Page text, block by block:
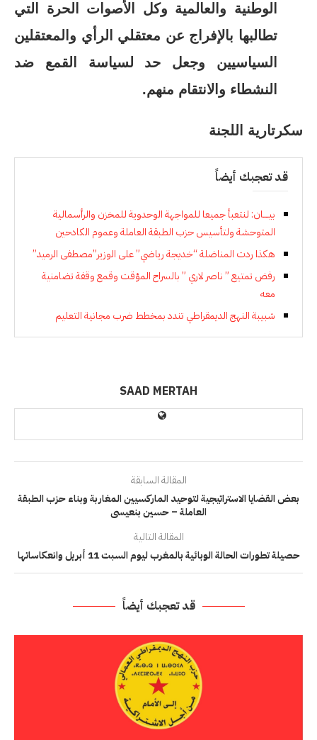
الوطنية والعالمية وكل الأصوات الحرة التي
تطالبها بالإفراج عن معتقلي الرأي والمعتقلين
السياسيين وجعل حد لسياسة القمع ضد
النشطاء والانتقام منهم.
سكرتارية اللجنة
قد تعجبك أيضاً
بيــــان: لنتعبأ جميعا للمواجهة الوحدوية للمخزن والرأسمالية
المتوحشة ولتأسيس حزب الطبقة العاملة وعموم الكادحين
هكذا ردت المناضلة “خديجة رياضي” على الوزير”مصطفى الرميد”
رفض تمتيع ” ناصر لاري ” بالسراح المؤقت وقمع وقفة تضامنية
معه
شبيبة النهج الديمقراطي تندد بمخطط ضرب مجانية التعليم
SAAD MERTAH
المقالة السابقة
بعض القضايا الاستراتيجية لتوحيد الماركسيين المغاربة وبناء حزب الطبقة
العاملة – حسين بنعيسى
المقالة التالية
حصيلة تطورات الحالة الوبائية بالمغرب ليوم السبت 11 أبريل وانعكاساتها
قد تعجبك أيضاً